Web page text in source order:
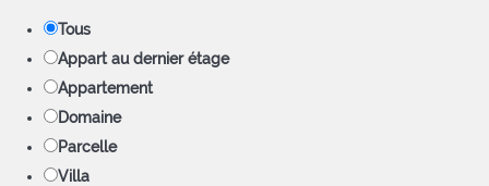
Tous
Appart au dernier étage
Appartement
Domaine
Parcelle
Villa